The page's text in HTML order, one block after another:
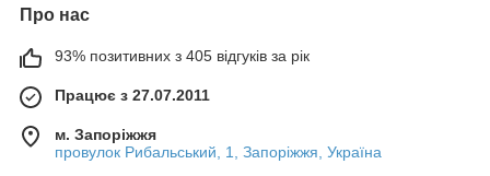
Про нас
93% позитивних з 405 відгуків за рік
Працює з 27.07.2011
м. Запоріжжя
провулок Рибальський, 1, Запоріжжя, Україна